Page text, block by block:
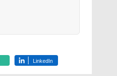
LinkedIn